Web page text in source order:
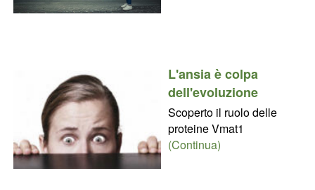
L'ansia è colpa
dell'evoluzione
Scoperto il ruolo delle
proteine Vmat1
(Continua)